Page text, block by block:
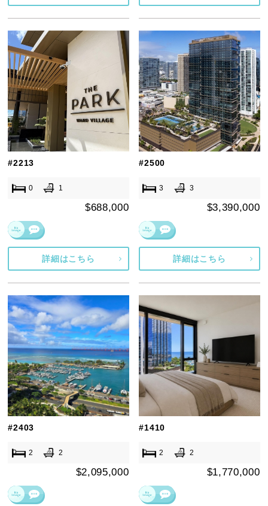
#2213
0 1
$688,000
詳細はこちら
#2500
3 3
$3,390,000
詳細はこちら
#2403
2 2
$2,095,000
#1410
2 2
$1,770,000